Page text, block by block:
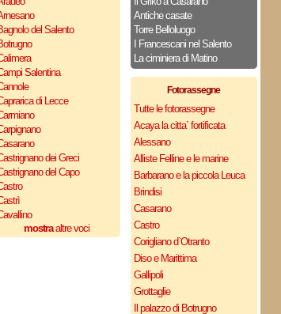
del Salento
Salentina
di Lecce
dei Greci
del Capo
mostraaltre voci
Antiche casate
Torre Belloluogo
I Francescani nel Salento
La ciminiera di Matino
Fotorassegne
Tutte le fotorassegne
Acaya la citta` fortificata
Alessano
Alliste Felline e le marine
Barbarano e la piccola Leuca
Brindisi
Casarano
Castro
Corigliano d`Otranto
Diso e Marittima
Gallipoli
Grottaglie
Il palazzo di Botrugno